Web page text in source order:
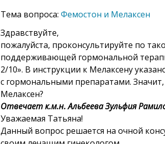
Фемостон и Мелаксен
Здравствуйте,
пожалуйста, проконсультируйте по
поддерживающей гормональной
2/10». В инструкции к Мелаксену
с гормональными препаратами.
Мелаксен?
Отвечает к.м.н. Альбеева Зульфия
Уважаемая Татьяна!
Данный вопрос решается на очной